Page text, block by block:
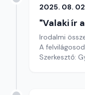
2025. 08.
"Valaki ír
Irodalmi
A
Szerkesztő: